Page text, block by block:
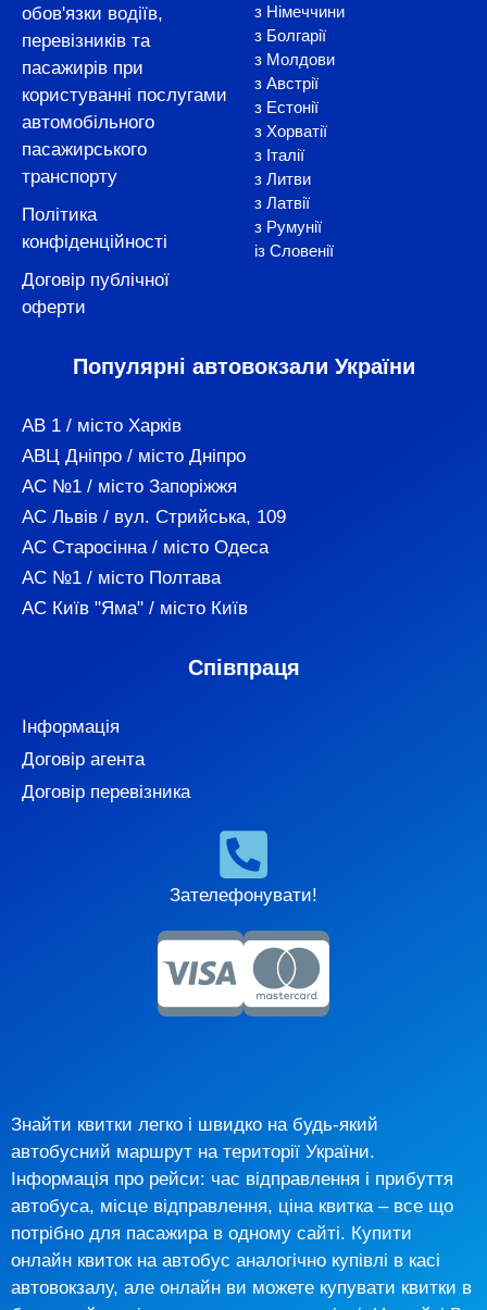
обов'язки водіїв,
перевізників та
пасажирів при
користуванні послугами
автомобільного
пасажирського
транспорту
Політика
конфіденційності
Договір публічної
оферти
з Німеччини
з Болгарії
з Молдови
з Австрії
з Естонії
з Хорватії
з Італії
з Литви
з Латвії
з Румунії
із Словенії
Популярні автовокзали України
АВ 1 / місто Харків
АВЦ Дніпро / місто Дніпро
АС №1 / місто Запоріжжя
АС Львів / вул. Стрийська, 109
АС Старосінна / місто Одеса
АС №1 / місто Полтава
АС Київ "Яма" / місто Київ
Співпраця
Інформація
Договір агента
Договір перевізника
Зателефонувати!
Знайти квитки легко і швидко на будь-який
автобусний маршрут на території України.
Інформація про рейси: час відправлення і прибуття
автобуса, місце відправлення, ціна квитка – все що
потрібно для пасажира в одному сайті. Купити
онлайн квиток на автобус аналогічно купівлі в касі
автовокзалу, але онлайн ви можете купувати квитки в